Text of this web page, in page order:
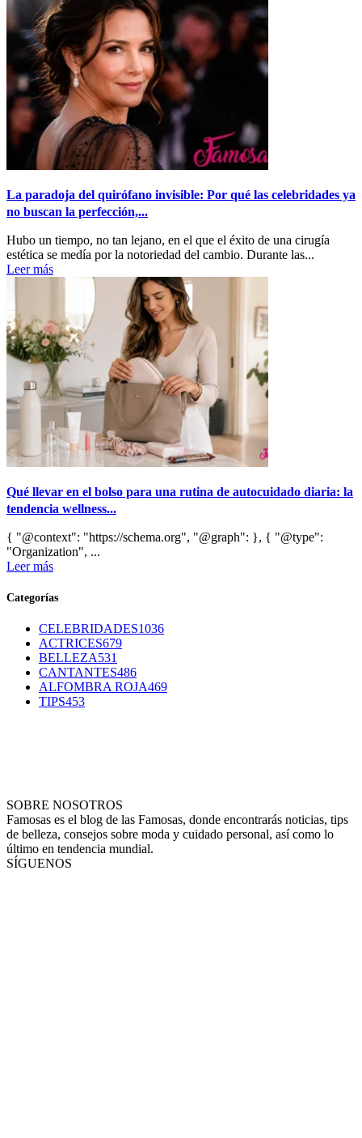
La paradoja del quirófano invisible: Por qué las celebridades ya
no buscan la perfección,...
Hubo un tiempo, no tan lejano, en el que el éxito de una cirugía
estética se medía por la notoriedad del cambio. Durante las...
Leer más
Qué llevar en el bolso para una rutina de autocuidado diaria: la
tendencia wellness...
{ "@context": "https://schema.org", "@graph": }, { "@type":
"Organization", ...
Leer más
Categorías
CELEBRIDADES1036
ACTRICES679
BELLEZA531
CANTANTES486
ALFOMBRA ROJA469
TIPS453
SOBRE NOSOTROS
Famosas es el blog de las Famosas, donde encontrarás noticias, tips
de belleza, consejos sobre moda y cuidado personal, así como lo
último en tendencia mundial.
SÍGUENOS